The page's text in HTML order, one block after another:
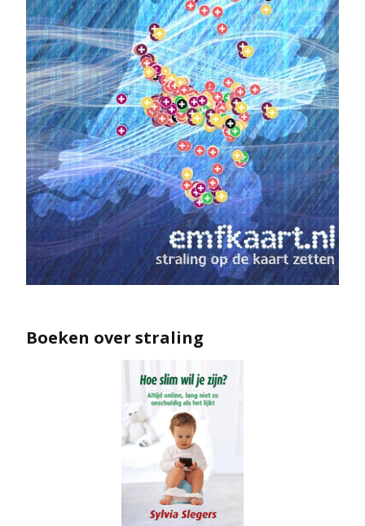
Boeken over straling